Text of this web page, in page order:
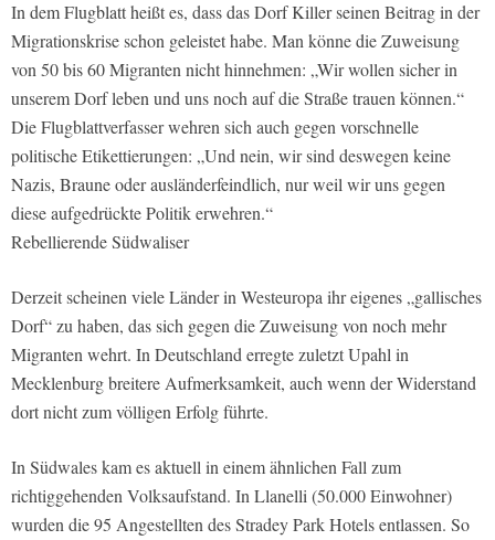
In dem Flugblatt heißt es, dass das Dorf Killer seinen Beitrag in der
Migrationskrise schon geleistet habe. Man könne die Zuweisung
von 50 bis 60 Migranten nicht hinnehmen: „Wir wollen sicher in
unserem Dorf leben und uns noch auf die Straße trauen können.“
Die Flugblattverfasser wehren sich auch gegen vorschnelle
politische Etikettierungen: „Und nein, wir sind deswegen keine
Nazis, Braune oder ausländerfeindlich, nur weil wir uns gegen
diese aufgedrückte Politik erwehren.“
Rebellierende Südwaliser
Derzeit scheinen viele Länder in Westeuropa ihr eigenes „gallisches
Dorf“ zu haben, das sich gegen die Zuweisung von noch mehr
Migranten wehrt. In Deutschland erregte zuletzt Upahl in
Mecklenburg breitere Aufmerksamkeit, auch wenn der Widerstand
dort nicht zum völligen Erfolg führte.
In Südwales kam es aktuell in einem ähnlichen Fall zum
richtiggehenden Volksaufstand. In Llanelli (50.000 Einwohner)
wurden die 95 Angestellten des Stradey Park Hotels entlassen. So